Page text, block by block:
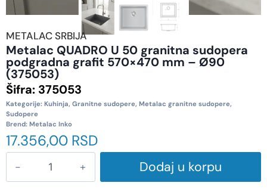
METALAC SRBIJA
Metalac QUADRO U 50 granitna sudopera
podgradna grafit 570×470 mm – Ø90
(375053)
Šifra: 375053
Kategorije: Kuhinja, Granitne sudopere, Metalac granitne sudopere,
Sudopere
Brend: Metalac Inko
17.356,00 RSD
Dodaj u korpu